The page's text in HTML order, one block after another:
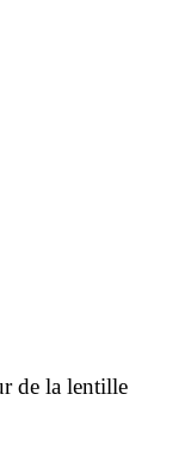
de la lentille